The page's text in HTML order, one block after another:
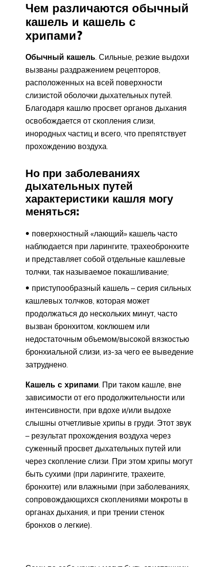
Чем различаются обычный
кашель и кашель с
хрипами?
Обычный кашель . Сильные, резкие выдохи
вызваны раздражением рецепторов,
расположенных на всей поверхности
слизистой оболочки дыхательных путей.
Благодаря кашлю просвет органов дыхания
освобождается от скопления слизи,
инородных частиц и всего, что препятствует
прохождению воздуха.
Но при заболеваниях
дыхательных путей
характеристики кашля могу
меняться:
поверхностный «лающий» кашель часто
наблюдается при ларингите, трахеобронхите
и представляет собой отдельные кашлевые
толчки, так называемое покашливание;
приступообразный кашель – серия сильных
кашлевых толчков, которая может
продолжаться до нескольких минут, часто
вызван бронхитом, коклюшем или
недостаточным объемом/высокой вязкостью
бронхиальной слизи, из-за чего ее выведение
затруднено.
Кашель с хрипами . При таком кашле, вне
зависимости от его продолжительности или
интенсивности, при вдохе и/или выдохе
слышны отчетливые хрипы в груди. Этот звук
– результат прохождения воздуха через
суженный просвет дыхательных путей или
через скопление слизи. При этом хрипы могут
быть сухими (при ларингите, трахеите,
бронхите) или влажными (при заболеваниях,
сопровождающихся скоплениями мокроты в
органах дыхания, и при трении стенок
бронхов о легкие).